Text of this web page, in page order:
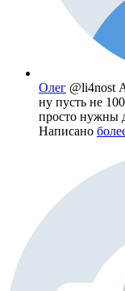
Олег @li4nost
ну пусть не
просто нужны
Написано